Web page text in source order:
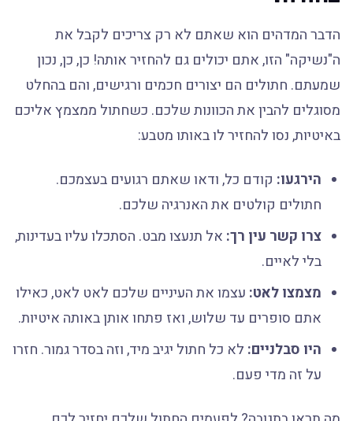
הדבר המדהים הוא שאתם לא רק צריכים לקבל את
ה"נשיקה" הזו, אתם יכולים גם להחזיר אותה! כן, כן, נכון
שמעתם. חתולים הם יצורים חכמים ורגישים, והם בהחלט
מסוגלים להבין את הכוונות שלכם. כשחתול ממצמץ אליכם
באיטיות, נסו להחזיר לו באותו מטבע:
הירגעו:קודם כל, ודאו שאתם רגועים בעצמכם.
חתולים קולטים את האנרגיה שלכם.
צרו קשר עין רך:אל תנעצו מבט. הסתכלו עליו בעדינות,
בלי לאיים.
מצמצו לאט:עצמו את העיניים שלכם לאט לאט, כאילו
אתם סופרים עד שלוש, ואז פתחו אותן באותה איטיות.
היו סבלניים:לא כל חתול יגיב מיד, וזה בסדר גמור. חזרו
על זה מדי פעם.